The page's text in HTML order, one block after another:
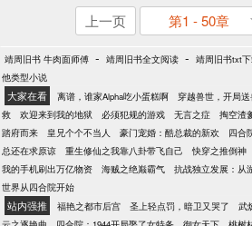
上一页 第1 - 50章
靖周旧书 牛肉面师傅 - 靖周旧书全文阅读 - 靖周旧书txt
他类型小说
大家在看 离谱，谁家Alpha吃小蛋糕啊 穿越兽世，开局
救
欢迎来到我的地狱 必须犯规的游戏 无言之症 掏空渣
踏府而来
皇兄个个不当人 豪门宠婚：酷总裁的新欢 四合
总还在求原谅
重生修仙之我靠八卦带飞自己 快穿之推倒神
我的手机刷出万亿物资
海贼之绝巅霸气 抗战独立发展：从
世界从四合院开始
站内强推 福艳之都市后宫 圣上轻点罚，暗卫又哭了 武